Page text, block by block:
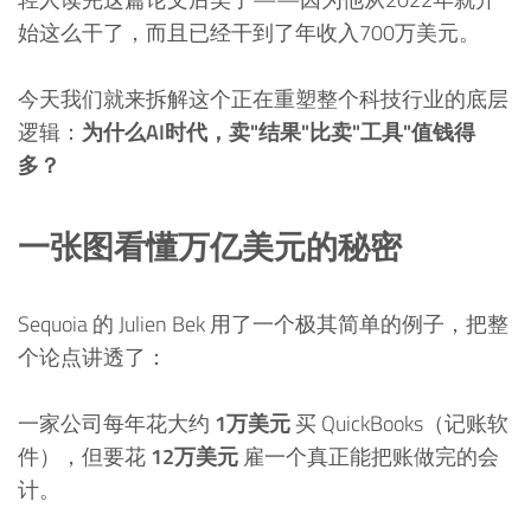
始这么干了，而且已经干到了年收入700万美元。
今天我们就来拆解这个正在重塑整个科技行业的底层
逻辑： 为什么AI时代，卖"结果"比卖"工具"值钱得
多？
一张图看懂万亿美元的秘密
Sequoia 的 Julien Bek 用了一个极其简单的例子，把整
个论点讲透了：
一家公司每年花大约 1万美元买 QuickBooks（记账软
件），但要花12万美元雇一个真正能把账做完的会
计。